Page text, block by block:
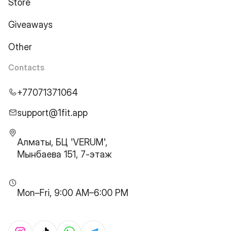
Store
Giveaways
Other
Contacts
+77071371064
support@1fit.app
Алматы, БЦ 'VERUM',
Мынбаева 151, 7-этаж
Mon–Fri, 9:00 AM–6:00 PM